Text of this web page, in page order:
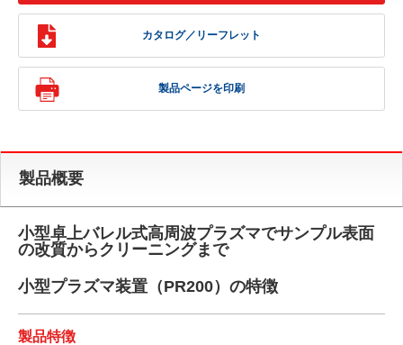
カタログ／リーフレット
製品ページを印刷
製品概要
小型卓上バレル式高周波プラズマでサンプル表面
の改質からクリーニングまで
小型プラズマ装置（PR200）の特徴
製品特徴